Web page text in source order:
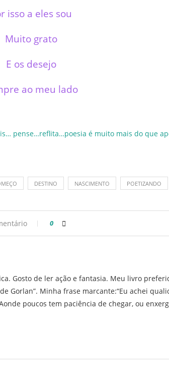
isso a eles sou
Muito grato
E os desejo
ao meu lado
pense…reflita…poesia é muito mais do que
DESTINO NASCIMENTO POETIZANDO
0
Gosto de ler ação e fantasia. Meu livro
Gorlan”. Minha frase marcante:“Eu achei
poucos tem paciência de chegar, ou